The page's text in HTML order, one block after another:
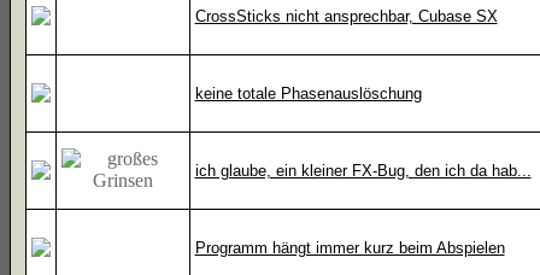
CrossSticks nicht ansprechbar, Cubase SX
keine totale Phasenauslöschung
ich glaube, ein kleiner FX-Bug, den ich da hab...
Programm hängt immer kurz beim Abspielen